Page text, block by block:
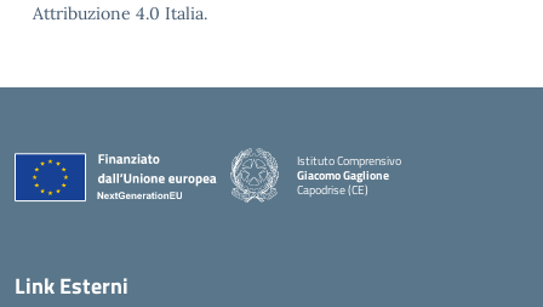
Attribuzione 4.0 Italia.
Istituto Comprensivo
Giacomo Gaglione
Capodrise (CE)
— Visita la pagina iniziale della scuola
Link Esterni